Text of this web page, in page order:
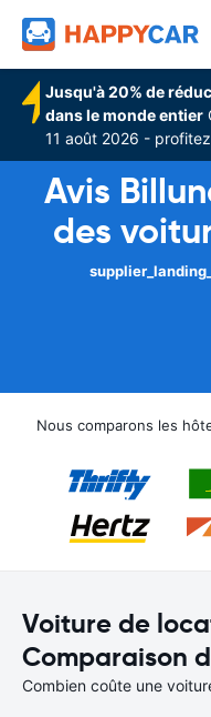
Jusqu'à 20% de
dans le monde entier
11 août 2026 -
Avis
des
Nous comparons les
Voiture de
Comparaison
Combien coûte une